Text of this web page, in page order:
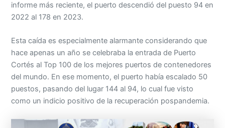
informe más reciente, el puerto descendió del puesto 94 en
2022 al 178 en 2023.
Esta caída es especialmente alarmante considerando que
hace apenas un año se celebraba la entrada de Puerto
Cortés al Top 100 de los mejores puertos de contenedores
del mundo. En ese momento, el puerto había escalado 50
puestos, pasando del lugar 144 al 94, lo cual fue visto
como un indicio positivo de la recuperación pospandemia.